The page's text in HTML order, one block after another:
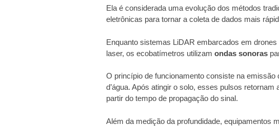
Ela é considerada uma evolução dos métodos
eletrônicas para tornar a coleta de dados mais
Enquanto sistemas LiDAR embarcados em
laser, os ecobatímetros utilizam ondas sonoras
O princípio de funcionamento consiste na
d’água. Após atingir o solo, esses pulsos
partir do tempo de propagação do sinal.
Além da medição da profundidade, equipamentos